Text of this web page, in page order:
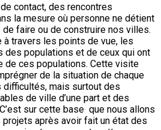
contact, des rencontres
la mesure où personne ne détient
faire ou de construire nos villes.
à travers les points de vue, les
des populations et de ceux qui ont
de ces populations. Cette visite
de la situation de chaque
mais surtout des
de ville d’une part et des
sur cette base que nous allons
après avoir fait un état des